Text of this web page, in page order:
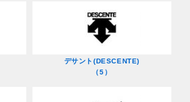
デサント(DESCENTE)
（5）